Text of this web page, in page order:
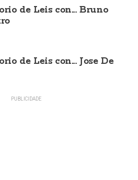
de Leis con... Bruno
de Leis con... Jose De